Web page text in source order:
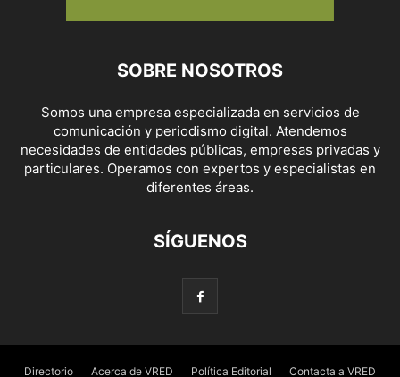
SOBRE NOSOTROS
Somos una empresa especializada en servicios de
comunicación y periodismo digital. Atendemos
necesidades de entidades públicas, empresas privadas y
particulares. Operamos con expertos y especialistas en
diferentes áreas.
SÍGUENOS
Directorio Acerca de VRED Política Editorial Contacta a VRED